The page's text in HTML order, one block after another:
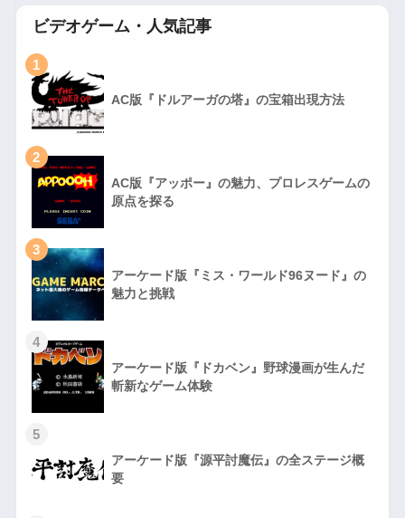
ビデオゲーム・人気記事
1
AC版『ドルアーガの塔』の宝箱出現方法
2
AC版『アッポー』の魅力、プロレスゲームの
原点を探る
3
アーケード版『ミス・ワールド96ヌード』の
魅力と挑戦
4
アーケード版『ドカベン』野球漫画が生んだ
斬新なゲーム体験
5
アーケード版『源平討魔伝』の全ステージ概
要